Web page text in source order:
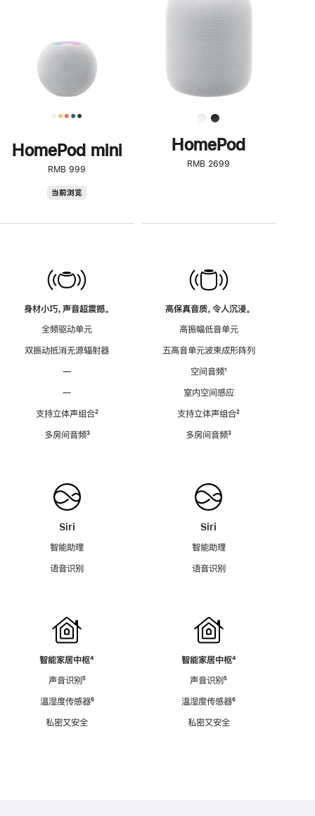
HomePod mini
RMB 999
当前浏览
身材小巧，声音超震撼。
全频驱动单元
双振动抵消无源辐射器
—
—
支持立体声组合脚
²
多房间音频脚
³
Siri
智能助理
语音识别
智能家居中枢脚
⁴
声音识别脚
⁵
温湿度传感器脚
⁶
私密又安全
了
解
HomePod<
HomePod
RMB 2699
高保真音质，令人沉浸。
高振幅低音单元
五高音单元波束成形阵列
空间音频脚
¹
室内空间感应
支持立体声组合脚
²
多房间音频脚
³
Siri
智能助理
语音识别
智能家居中枢脚
⁴
声音识别脚
⁵
温湿度传感器脚
⁶
私密又安全